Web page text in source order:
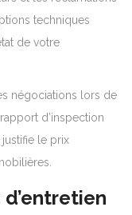
techniques
de votre
négociations lors de
d’inspection
le prix